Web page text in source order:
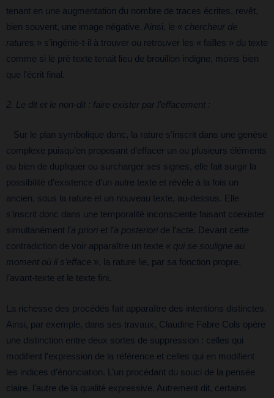
tenant en une augmentation du nombre de traces écrites, revêt,
bien souvent, une image négative. Ainsi, le « chercheur de
ratures » s’ingénie-t-il à trouver ou retrouver les « failles » du texte
comme si le pré texte tenait lieu de brouillon indigne, moins bien
que l’écrit final.
2. Le dit et le non-dit : faire exister par l’effacement :
Sur le plan symbolique donc, la rature s’inscrit dans une genèse
complexe puisqu’en proposant d’effacer un ou plusieurs éléments
ou bien de dupliquer ou surcharger ses signes, elle fait surgir la
possibilité d’existence d’un autre texte et révèle à la fois un
ancien, sous la rature et un nouveau texte, au-dessus. Elle
s’inscrit donc dans une temporalité inconsciente faisant coexister
simultanément l’a priori et l’a posteriori de l’acte. Devant cette
contradiction de voir apparaître un texte « qui se souligne au
moment où il s’efface », la rature lie, par sa fonction propre,
l’avant-texte et le texte fini.
La richesse des procédés fait apparaître des intentions distinctes.
Ainsi, par exemple, dans ses travaux, Claudine Fabre Cols opère
une distinction entre deux sortes de suppression : celles qui
modifient l’expression de la référence et celles qui en modifient
les indices d’énonciation. L’un procédant du souci de la pensée
claire, l’autre de la qualité expressive. Autrement dit, certains